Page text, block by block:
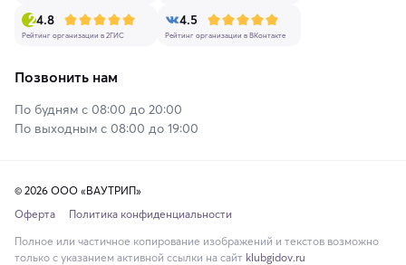
4.8
Рейтинг организации в 2ГИС
4.5
Рейтинг организации в ВКонтакте
Позвонить нам
По будням с 08:00 до 20:00
По выходным с 08:00 до 19:00
© 2026 ООО «ВАУТРИП»
Оферта
Политика конфиденциальности
Полное или частичное копирование изображений и текстов возможно
только с указанием активной ссылки на сайт klubgidov.ru